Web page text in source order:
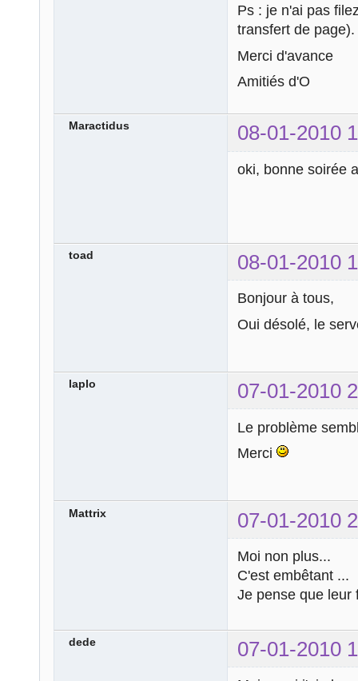
Ps : je n'ai pas
transfert de page).
Merci d'avance
Amitiés d'O
Maractidus 08-01-2010
oki, bonne soirée
toad 08-01-2010
Bonjour à tous,
Oui désolé, le
laplo 07-01-2010
Le problème
Merci
Mattrix 07-01-2010
Moi non plus...
C'est embêtant ...
Je pense que
dede 07-01-2010